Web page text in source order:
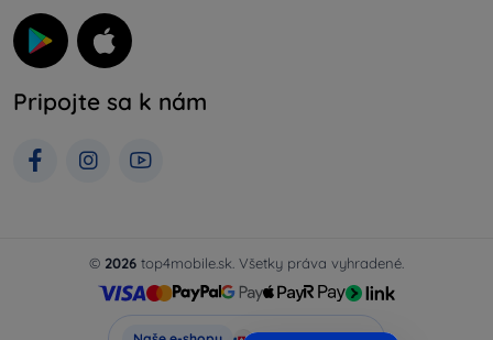
Pripojte sa k nám
© 2026 top4mobile.sk. Všetky práva vyhradené.